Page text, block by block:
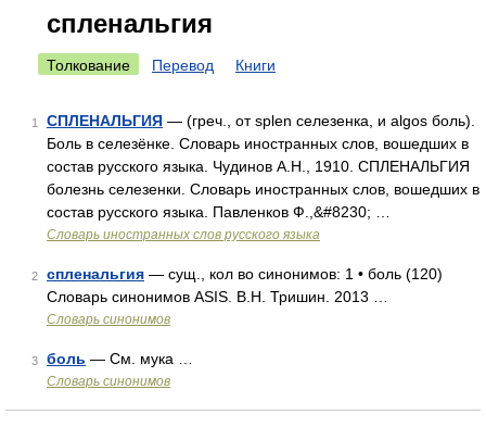
спленальгия
Толкование Перевод Книги
1 СПЛЕНАЛЬГИЯ — (греч., от splen селезенка, и algos боль).
Боль в селезёнке. Словарь иностранных слов, вошедших в
состав русского языка. Чудинов А.Н., 1910. СПЛЕНАЛЬГИЯ
болезнь селезенки. Словарь иностранных слов, вошедших в
состав русского языка. Павленков Ф.,&#8230; …
Словарь иностранных слов русского языка
2 спленальгия — сущ., кол во синонимов: 1 • боль (120)
Словарь синонимов ASIS. В.Н. Тришин. 2013 …
Словарь синонимов
3 боль — См. мука …
Словарь синонимов